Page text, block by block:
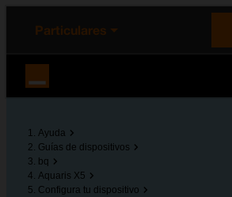
principal
la página
Particulares
Ayuda
Guías de dispositivos
bq
Aquaris X5
Configura tu dispositivo